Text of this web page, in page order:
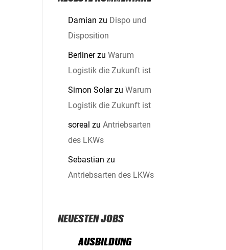
Damian zu Dispo und
Disposition
BerlinerzuWarum
Logistik die Zukunft ist
Simon SolarzuWarum
Logistik die Zukunft ist
soreal zuAntriebsarten
des LKWs
Sebastian zu
Antriebsarten des LKWs
NEUESTEN JOBS
AUSBILDUNG